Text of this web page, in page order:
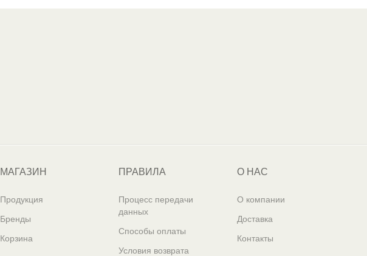
МАГАЗИН
Продукция
Бренды
Корзина
ПРАВИЛА
Процесс передачи
данных
Способы оплаты
Условия возврата
О НАС
О компании
Доставка
Контакты